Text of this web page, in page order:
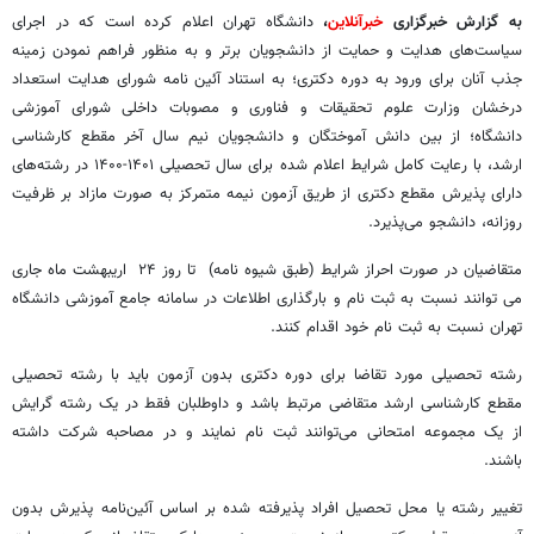
به گزارش خبرگزاریخبرآنلاین،دانشگاه تهران اعلام کرده است که در اجرای
سیاست‌های هدایت و حمایت از دانشجویان برتر و به منظور فراهم نمودن زمینه
جذب آنان برای ورود به دوره دکتری؛ به استناد آئین نامه شورای هدایت استعداد
درخشان وزارت علوم تحقیقات و فناوری و مصوبات داخلی شورای آموزشی
دانشگاه؛ از بین دانش آموختگان و دانشجویان نیم سال آخر مقطع کارشناسی
ارشد، با رعایت کامل شرایط اعلام شده برای سال تحصیلی ۱۴۰۱-۱۴۰۰ در رشته‌های
دارای پذیرش مقطع دکتری از طریق آزمون نیمه متمرکز به صورت مازاد بر ظرفیت
روزانه، دانشجو می‌پذیرد.
متقاضیان در صورت احراز شرایط (طبق شیوه نامه) تا روز ۲۴ اریبهشت ماه جاری
می توانند نسبت به ثبت نام و بارگذاری اطلاعات در سامانه جامع آموزشی دانشگاه
تهران نسبت به ثبت نام خود اقدام کنند.
رشته تحصیلی مورد تقاضا برای دوره دکتری بدون آزمون باید با رشته تحصیلی
مقطع کارشناسی ارشد متقاضی مرتبط باشد و داوطلبان فقط در یک رشته گرایش
از یک مجموعه امتحانی می‌توانند ثبت نام نمایند و در مصاحبه شرکت داشته
باشند.
تغییر رشته یا محل تحصیل افراد پذیرفته شده بر اساس آئین‌نامه پذیرش بدون